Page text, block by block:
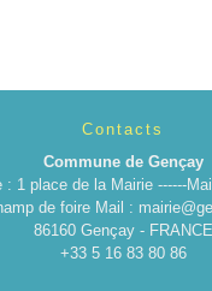
Contacts
Commune de Gençay
: 1 place de la Mairie ------
de foire Mail :
86160 Gençay - FRANCE
+33 5 16 83 80 86